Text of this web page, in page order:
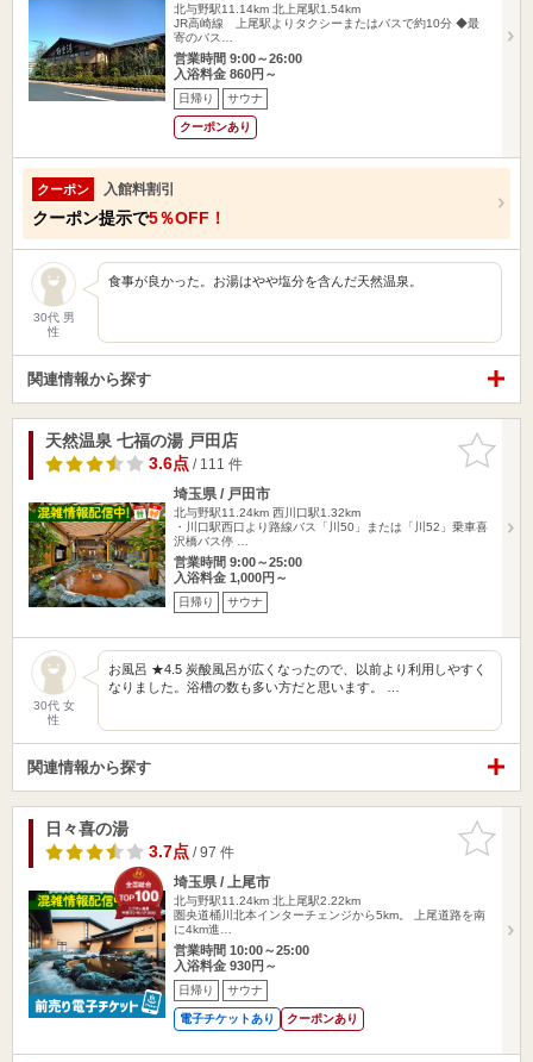
北与野駅11.14km 北上尾駅1.54km
JR高崎線 上尾駅よりタクシーまたはバスで約10分 ◆最
寄のバス…
営業時間 9:00～26:00
入浴料金 860円～
日帰り サウナ
クーポンあり
クーポン 入館料割引
クーポン提示で5％OFF！
30代 男
性
食事が良かった。お湯はやや塩分を含んだ天然温泉。
関連情報から探す
お気に入
りに追加
天然温泉 七福の湯 戸田店
3.6点/ 111 件
埼玉県 / 戸田市
北与野駅11.24km 西川口駅1.32km
・川口駅西口より路線バス「川50」または「川52」乗車喜
沢橋バス停 …
営業時間 9:00～25:00
入浴料金 1,000円～
日帰り サウナ
30代 女
性
お風呂 ★4.5 炭酸風呂が広くなったので、以前より利用しやすく
なりました。浴槽の数も多い方だと思います。 …
関連情報から探す
お気に入
りに追加
日々喜の湯
3.7点/ 97 件
埼玉県 / 上尾市
北与野駅11.24km 北上尾駅2.22km
圏央道桶川北本インターチェンジから5km。 上尾道路を南
に4km進…
営業時間 10:00～25:00
入浴料金 930円～
日帰り サウナ
電子チケットあり クーポンあり